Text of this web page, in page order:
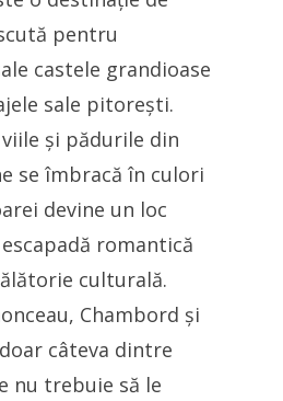
pentru
castele grandioase
sale pitorești.
și pădurile din
se îmbracă în culori
devine un loc
romantică
culturală.
Chambord și
câteva dintre
nu trebuie să le